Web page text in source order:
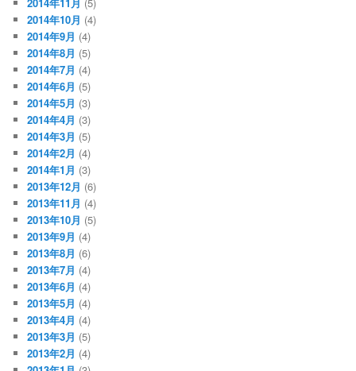
2014年10月 (4)
2014年9月 (4)
2014年8月 (5)
2014年7月 (4)
2014年6月 (5)
2014年5月 (3)
2014年4月 (3)
2014年3月 (5)
2014年2月 (4)
2014年1月 (3)
2013年12月 (6)
2013年11月 (4)
2013年10月 (5)
2013年9月 (4)
2013年8月 (6)
2013年7月 (4)
2013年6月 (4)
2013年5月 (4)
2013年4月 (4)
2013年3月 (5)
2013年2月 (4)